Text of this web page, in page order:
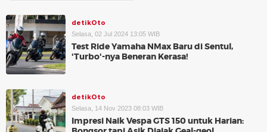
detikOto
Selasa, 02 Jul 2024 13:05 WIB
Test Ride Yamaha NMax Baru di Sentul,
'Turbo'-nya Beneran Kerasa!
detikOto
Selasa, 14 Nov 2023 08:03 WIB
Impresi Naik Vespa GTS 150 untuk Harian: